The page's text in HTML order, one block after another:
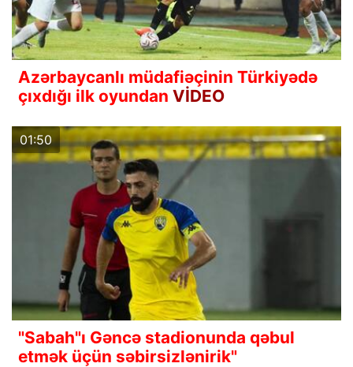
Azərbaycanlı müdafiəçinin Türkiyədə
çıxdığı ilk oyundan VİDEO
01:50
"Sabah"ı Gəncə stadionunda qəbul
etmək üçün səbirsizlənirik"